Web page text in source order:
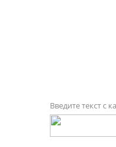
Введите текст с